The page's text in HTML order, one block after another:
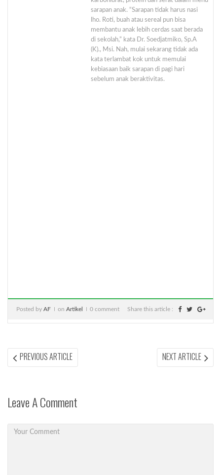
sarapan anak. “Sarapan tidak harus nasi
lho. Roti, buah atau sereal pun bisa
membantu anak lebih cerdas saat berada
di sekolah,” kata Dr. Soedjatmiko, Sp.A
(K)., Msi. Nah, mulai sekarang tidak ada
kata terlambat kok untuk memulai
kebiasaan baik sarapan di pagi hari
sebelum anak beraktivitas.
Posted by AF on Artikel 0 comment Share this article :
Post
PREVIOUS ARTICLEPREVIOUS
ARTICLE:
NEXT ARTICLE
Leave A Comment